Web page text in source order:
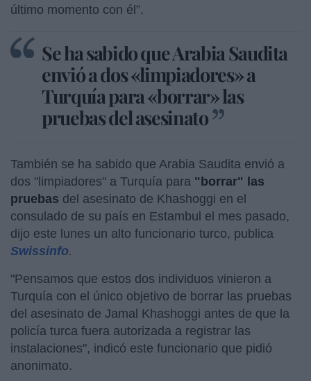
último momento con él”.
Se ha sabido que Arabia Saudita
envió a dos «limpiadores» a
Turquía para «borrar» las
pruebas del asesinato
También se ha sabido que Arabia Saudita envió a
dos "limpiadores" a Turquía para "borrar" las
pruebas del asesinato de Khashoggi en el
consulado de su país en Estambul el mes pasado,
dijo este lunes un alto funcionario turco, publica
Swissinfo.
"Pensamos que estos dos individuos vinieron a
Turquía con el único objetivo de borrar las pruebas
del asesinato de Jamal Khashoggi antes de que la
policía turca fuera autorizada a registrar las
instalaciones", indicó este funcionario que pidió
anonimato.